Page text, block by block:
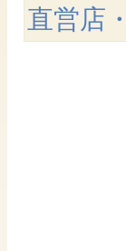
直営店